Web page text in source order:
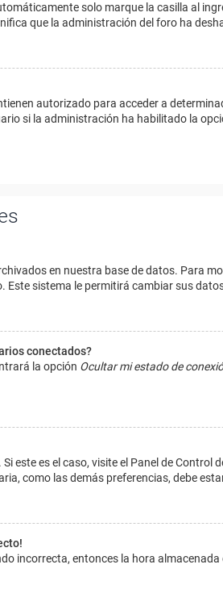
solo marque la casilla al
que la administración del foro ha
autorizado para acceder a
si la administración ha habilitado la
en nuestra base de datos. Para
Este sistema le permitirá cambiar sus
conectados?
la opción Ocultar mi estado de
este es el caso, visite el Panel de
como las demás preferencias, debe
incorrecta, entonces la hora